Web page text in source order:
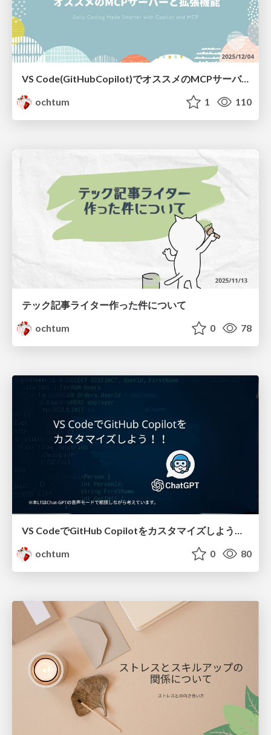
VS Code(GitHubCopilot)で​オススメの​MCPサーバーと​拡張機能
ochtum
1 110
テック記事ライター作った件について
ochtum
0 78
VS CodeでGitHub Copilotをカスタマイズしよう！！
ochtum
0 80